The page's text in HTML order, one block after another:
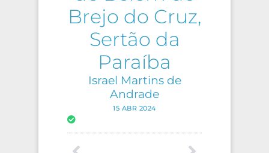
Brejo do Cruz,
Sertão da
Paraíba
Israel Martins de
Andrade
15 ABR 2024